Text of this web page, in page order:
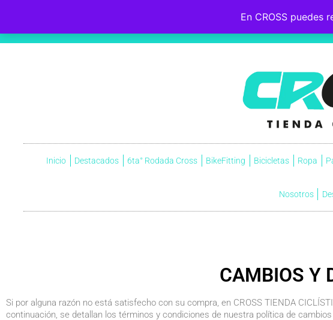
En CROSS puedes
, el iniciador y perfeccionador de nuestra fe, quien, por el gozo que le esperaba, soportó la
Inicio Destacados 6ta° Rodada Cross BikeFitting Bicicletas Ropa
Nosotros
CAMBIOS Y
Si por alguna razón no está satisfecho con su compra, en CROSS TIENDA
continuación, se detallan los términos y condiciones de nuestra política de